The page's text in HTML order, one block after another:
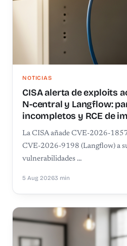
NOTICIAS
CISA alerta de exploits
N-central y Langflow:
incompletos y RCE de
La CISA añade CVE-2026-
CVE-2026-9198 (Langflow) a
vulnerabilidades …
5 Aug 20263 min